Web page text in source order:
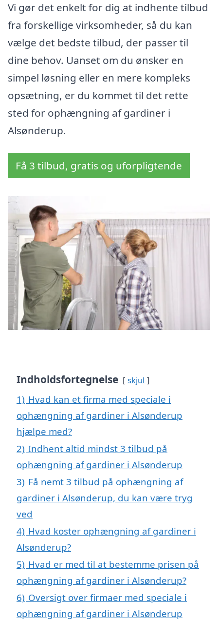
Vi gør det enkelt for dig at indhente tilbud
fra forskellige virksomheder, så du kan
vælge det bedste tilbud, der passer til
dine behov. Uanset om du ønsker en
simpel løsning eller en mere kompleks
opsætning, er du kommet til det rette
sted for ophængning af gardiner i
Alsønderup.
Få 3 tilbud, gratis og uforpligtende
Indholdsfortegnelse skjul
1) Hvad kan et firma med speciale i
ophængning af gardiner i Alsønderup
hjælpe med?
2) Indhent altid mindst 3 tilbud på
ophængning af gardiner i Alsønderup
3) Få nemt 3 tilbud på ophængning af
gardiner i Alsønderup, du kan være tryg
ved
4) Hvad koster ophængning af gardiner i
Alsønderup?
5) Hvad er med til at bestemme prisen på
ophængning af gardiner i Alsønderup?
6) Oversigt over firmaer med speciale i
ophængning af gardiner i Alsønderup